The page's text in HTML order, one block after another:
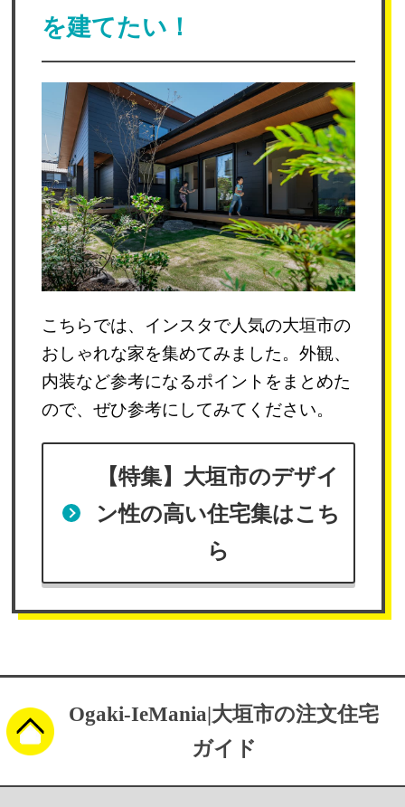
を建てたい！
こちらでは、インスタで人気の大垣市の
おしゃれな家を集めてみました。外観、
内装など参考になるポイントをまとめた
ので、ぜひ参考にしてみてください。
【特集】大垣市のデザイ
ン性の高い住宅集はこち
ら
Ogaki-IeMania|大垣市の注文住宅
ガイド